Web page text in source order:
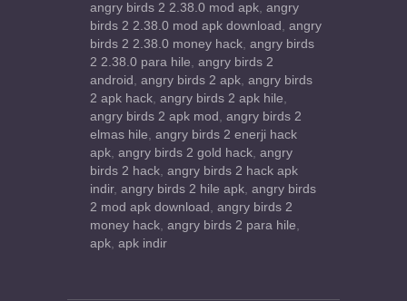
angry birds 2 2.38.0 mod apk, angry
birds 2 2.38.0 mod apk download , angry
birds 2 2.38.0 money hack, angry birds
2 2.38.0 para hile, angry birds 2
android , angry birds 2 apk, angry birds
2 apk hack, angry birds 2 apk hile,
angry birds 2 apk mod , angry birds 2
elmas hile, angry birds 2 enerji hack
apk, angry birds 2 gold hack, angry
birds 2 hack, angry birds 2 hack apk
indir, angry birds 2 hile apk, angry birds
2 mod apk download , angry birds 2
money hack, angry birds 2 para hile,
apk, apk indir